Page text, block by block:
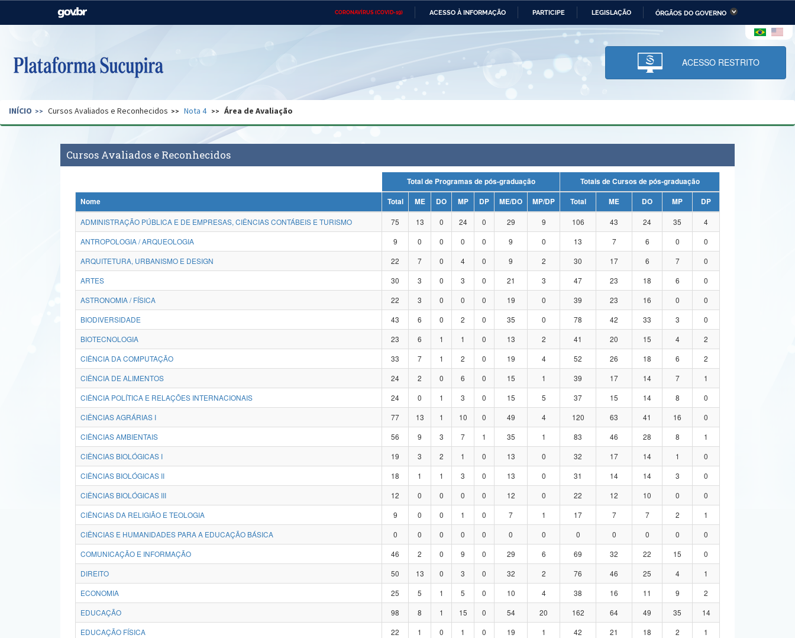
CORONAVÍRUS (COVID-19) ACESSO À INFORMAÇÃO PARTICIPE LEGISLAÇÃO ÓRGÃOS DO GOVERNO
Casa Civil Ministério das Relações Ministério da Economia Ministério da Infraestrutura
Pecuária e Abastecimento
Ministério da Ciência,
Tecnologia, Inovações e
Comunicações
Ministério do Desenvolvimento
Regional e dos Direitos Humanos
Secretaria de Governo Gabinete de Segurança Advocacia-Geral da União Banco Central do Brasil Planalto
ACESSO RESTRITO
INÍCIO Cursos Avaliados e Reconhecidos Nota 4 Área de Avaliação
Cursos Avaliados e Reconhecidos
Total de Programas de pós-graduação
Totais de Cursos de pós-graduação
Nome
Total ME DO MP DP ME/DO MP/DP Total ME DO MP
DP
ADMINISTRAÇÃO PÚBLICA E DE EMPRESAS, CIÊNCIAS CONTÁBEIS E TURISMO
75 13 0 24 0 29 9 106 43 24 35
4
ANTROPOLOGIA / ARQUEOLOGIA
9 0 0 0 0 9 0 13 7 6 0
0
ARQUITETURA, URBANISMO E DESIGN
22 7 0 4 0 9 2 30 17 6 7
0
ARTES
30 3 0 3 0 21 3 47 23 18 6
0
ASTRONOMIA / FÍSICA
22 3 0 0 0 19 0 39 23 16 0
0
BIODIVERSIDADE
43 6 0 2 0 35 0 78 42 33 3
0
BIOTECNOLOGIA
23 6 1 1 0 13 2 41 20 15 4
2
CIÊNCIA DA COMPUTAÇÃO
33 7 1 2 0 19 4 52 26 18 6
2
CIÊNCIA DE ALIMENTOS
24 2 0 6 0 15 1 39 17 14 7
1
CIÊNCIA POLÍTICA E RELAÇÕES INTERNACIONAIS
24 0 1 3 0 15 5 37 15 14 8
0
CIÊNCIAS AGRÁRIAS I
77 13 1 10 0 49 4 120 63 41 16
0
CIÊNCIAS AMBIENTAIS
56 9 3 7 1 35 1 83 46 28 8
1
CIÊNCIAS BIOLÓGICAS I
19 3 2 1 0 13 0 32 17 14 1
0
CIÊNCIAS BIOLÓGICAS II
18 1 1 3 0 13 0 31 14 14 3
0
CIÊNCIAS BIOLÓGICAS III
12 0 0 0 0 12 0 22 12 10 0
0
CIÊNCIAS DA RELIGIÃO E TEOLOGIA
9 0 0 1 0 7 1 17 7 7 2
1
CIÊNCIAS E HUMANIDADES PARA A EDUCAÇÃO BÁSICA
0 0 0 0 0 0 0 0 0 0 0
0
COMUNICAÇÃO E INFORMAÇÃO
46 2 0 9 0 29 6 69 32 22 15
0
DIREITO
50 13 0 3 0 32 2 76 46 25 4
1
ECONOMIA
25 5 1 5 0 10 4 38 16 11 9
2
EDUCAÇÃO
98 8 1 15 0 54 20 162 64 49 35
14
EDUCAÇÃO FÍSICA
22 1 0 1 0 19 1 42 21 18 2
1